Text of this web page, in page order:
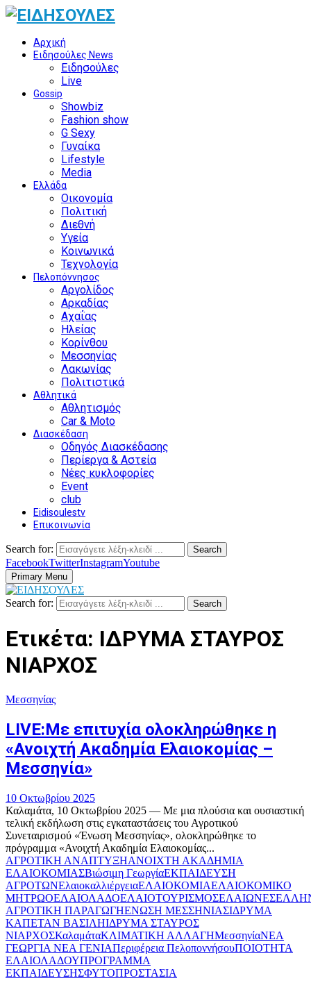
Αρχική
Ειδησούλες News
Ειδησούλες
Live
Gossip
Showbiz
Fashion show
G Sexy
Γυναίκα
Lifestyle
Media
Ελλάδα
Οικονομία
Πολιτική
Διεθνή
Υγεία
Κοινωνικά
Τεχνολογία
Πελοπόννησος
Αργολίδος
Αρκαδίας
Αχαΐας
Ηλείας
Κορίνθου
Μεσσηνίας
Λακωνίας
Πολιτιστικά
Αθλητικά
Αθλητισμός
Car & Moto
Διασκέδαση
Οδηγός Διασκέδασης
Περίεργα & Αστεία
Νέες κυκλοφορίες
Event
club
Eidisoulestv
Επικοινωνία
Search for: Search
FacebookTwitterInstagramYoutube
Primary Menu
Search for: Search
Ετικέτα: ΙΔΡΥΜΑ ΣΤΑΥΡΟΣ
ΝΙΑΡΧΟΣ
Μεσσηνίας
LIVE:Με επιτυχία ολοκληρώθηκε η
«Ανοιχτή Ακαδημία Ελαιοκομίας –
Μεσσηνία»
10 Οκτωβρίου 2025
Καλαμάτα, 10 Οκτωβρίου 2025 — Με μια πλούσια και ουσιαστική
τελική εκδήλωση στις εγκαταστάσεις του Αγροτικού
Συνεταιρισμού «Ένωση Μεσσηνίας», ολοκληρώθηκε το
πρόγραμμα «Ανοιχτή Ακαδημία Ελαιοκομίας...
ΑΓΡΟΤΙΚΗ ΑΝΑΠΤΥΞΗΑΝΟΙΧΤΗ ΑΚΑΔΗΜΙΑ
ΕΛΑΙΟΚΟΜΙΑΣΒιώσιμη ΓεωργίαΕΚΠΑΙΔΕΥΣΗ
ΑΓΡΟΤΩΝΕλαιοκαλλιέργειαΕΛΑΙΟΚΟΜΙΑΕΛΑΙΟΚΟΜΙΚΟ
ΜΗΤΡΩΟΕΛΑΙΟΛΑΔΟΕΛΑΙΟΤΟΥΡΙΣΜΟΣΕΛΑΙΩΝΕΣ
ΑΓΡΟΤΙΚΗ ΠΑΡΑΓΩΓΗΕΝΩΣΗ ΜΕΣΣΗΝΙΑΣΙΔΡΥΜΑ
ΚΑΠΕΤΑΝ ΒΑΣΙΛΗΙΔΡΥΜΑ ΣΤΑΥΡΟΣ
ΝΙΑΡΧΟΣΚαλαμάταΚΛΙΜΑΤΙΚΗ ΑΛΛΑΓΗΜεσσηνίαΝΕΑ
ΓΕΩΡΓΙΑ ΝΕΑ ΓΕΝΙΑΠεριφέρεια ΠελοποννήσουΠΟΙΟΤΗΤΑ
ΕΛΑΙΟΛΑΔΟΥΠΡΟΓΡΑΜΜΑ
ΕΚΠΑΙΔΕΥΣΗΣΦΥΤΟΠΡΟΣΤΑΣΙΑ